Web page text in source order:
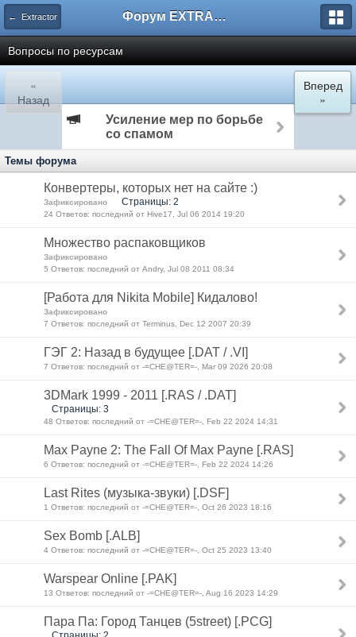
← Extractor Форум EXTRACTOR.ru
Вопросы по ресурсам
«
Назад
Вперед
»
Усиление мер по борьбе
со спамом
Темы форума
Конвертеры, которых нет на сайте :)
Зафиксировано Страницы: 2
24 Ответов: последний от Hive17, Jul 06 2014 19:20
Множество распаковщиков
Зафиксировано
5 Ответов: последний от Andry, Jul 08 2011 08:34
[Работа для Nikita Mobile] Кидалово!
Зафиксировано
7 Ответов: последний от Terminus, Dec 12 2007 20:39
ГЭГ 2: Назад в будущее [.DAT / .VI]
7 Ответов: последний от -=CHE@TER=-, Mar 09 2026 20:08
3DMark 1999 - 2011 [.RAS / .DAT]
Страницы: 3
48 Ответов: последний от -=CHE@TER=-, Feb 22 2024 14:31
Max Payne 2: The Fall Of Max Payne [.RAS]
6 Ответов: последний от -=CHE@TER=-, Feb 22 2024 14:26
Last Rites (музыка-звуки) [.DSF]
1 Ответов: последний от -=CHE@TER=-, Oct 26 2023 18:16
Sex Bomb [.ALB]
4 Ответов: последний от -=CHE@TER=-, Oct 25 2023 13:40
Warspear Online [.PAK]
13 Ответов: последний от -=CHE@TER=-, Aug 16 2023 14:29
Пара Па: Город Танцев (5street) [.PCG]